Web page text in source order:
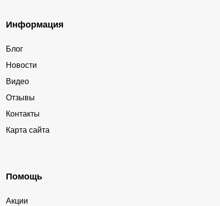
Информация
Блог
Новости
Видео
Отзывы
Контакты
Карта сайта
Помощь
Акции